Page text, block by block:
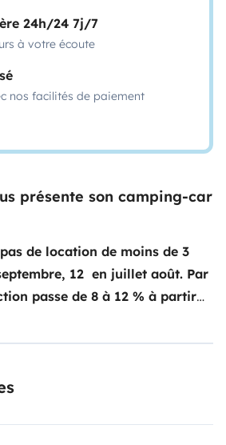
24h/24 7j/7
à votre écoute
nos facilités de paiement
présente son camping-car
de location de moins de 3
12 en juillet août. Par
passe de 8 à 12 % à partir
engagement formel de notre
de ce tarif avant paiement
double taux en 'direct'..